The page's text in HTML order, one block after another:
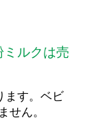
ルクは売
ます。ベビ
せん。